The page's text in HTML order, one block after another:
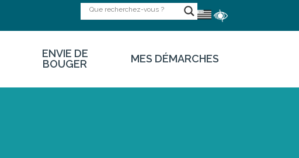
ENVIE DE
BOUGER
MES DÉMARCHES